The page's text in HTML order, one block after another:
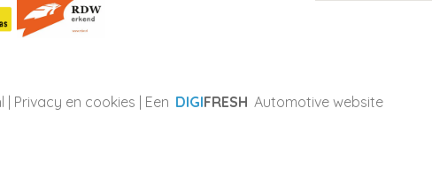
| Privacy en cookies | Een DIGIFRESH Automotive website